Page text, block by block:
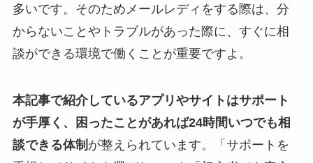
多いです。そのためメールレディをする際は、分
からないことやトラブルがあった際に、すぐに相
談ができる環境で働くことが重要ですよ。
本記事で紹介しているアプリやサイトはサポート
が手厚く、困ったことがあれば24時間いつでも相
談できる体制 が整えられています。「サポートを